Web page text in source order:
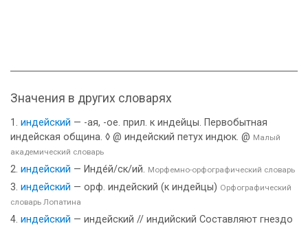
Значения в других словарях
индейский — -ая, -ое. прил. к индейцы. Первобытная
индейская община. ◊ @ индейский петух индюк. @ Малый
академический словарь
индейский — Инде́й/ск/ий. Морфемно-орфографический словарь
индейский — орф. индейский (к индейцы) Орфографический
словарь Лопатина
индейский — индейский // индийский Составляют гнездо